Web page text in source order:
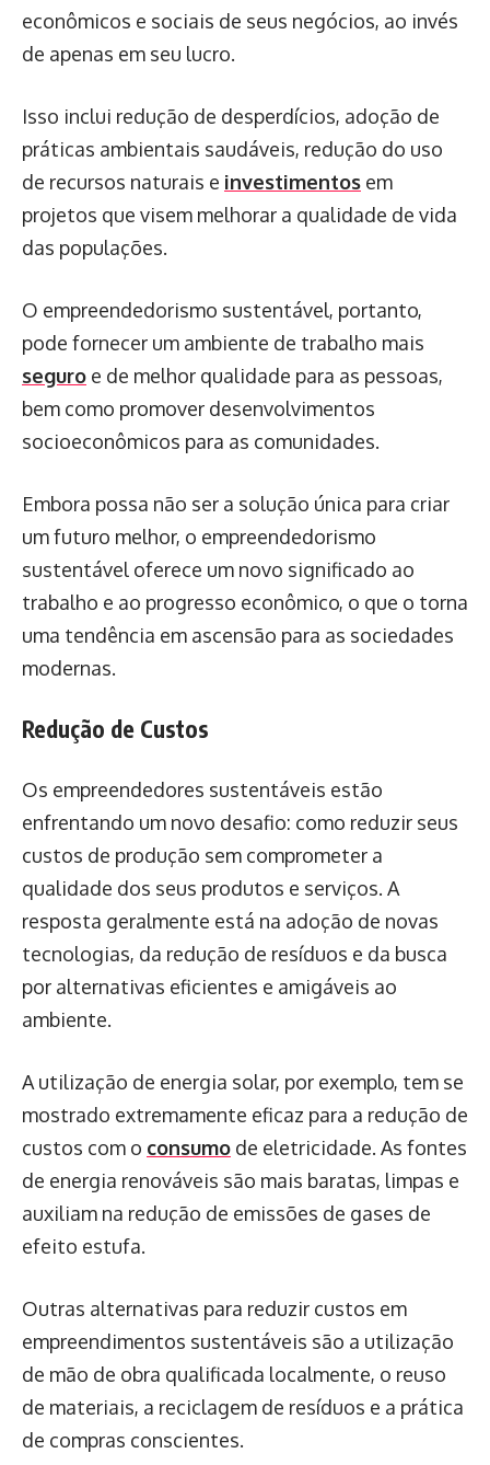
econômicos e sociais de seus negócios, ao invés
de apenas em seu lucro.
Isso inclui redução de desperdícios, adoção de
práticas ambientais saudáveis, redução do uso
de recursos naturais e investimentos em
projetos que visem melhorar a qualidade de vida
das populações.
O empreendedorismo sustentável, portanto,
pode fornecer um ambiente de trabalho mais
seguro e de melhor qualidade para as pessoas,
bem como promover desenvolvimentos
socioeconômicos para as comunidades.
Embora possa não ser a solução única para criar
um futuro melhor, o empreendedorismo
sustentável oferece um novo significado ao
trabalho e ao progresso econômico, o que o torna
uma tendência em ascensão para as sociedades
modernas.
Redução de Custos
Os empreendedores sustentáveis estão
enfrentando um novo desafio: como reduzir seus
custos de produção sem comprometer a
qualidade dos seus produtos e serviços. A
resposta geralmente está na adoção de novas
tecnologias, da redução de resíduos e da busca
por alternativas eficientes e amigáveis ao
ambiente.
A utilização de energia solar, por exemplo, tem se
mostrado extremamente eficaz para a redução de
custos com o consumo de eletricidade. As fontes
de energia renováveis são mais baratas, limpas e
auxiliam na redução de emissões de gases de
efeito estufa.
Outras alternativas para reduzir custos em
empreendimentos sustentáveis são a utilização
de mão de obra qualificada localmente, o reuso
de materiais, a reciclagem de resíduos e a prática
de compras conscientes.